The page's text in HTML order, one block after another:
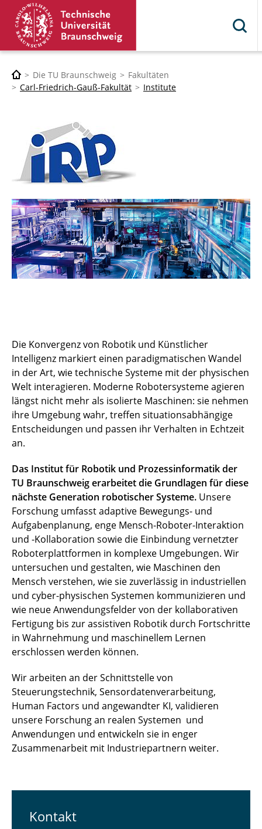
Die TU Braunschweig
Fakultäten
Carl-Friedrich-Gauß-Fakultät
Institute
Die Konvergenz von Robotik und Künstlicher
Intelligenz markiert einen paradigmatischen Wandel
in der Art, wie technische Systeme mit der physischen
Welt interagieren. Moderne Robotersysteme agieren
längst nicht mehr als isolierte Maschinen: sie nehmen
ihre Umgebung wahr, treffen situationsabhängige
Entscheidungen und passen ihr Verhalten in Echtzeit
an.
Das Institut für Robotik und Prozessinformatik der
TU Braunschweig erarbeitet die Grundlagen für diese
nächste Generation robotischer Systeme. Unsere
Forschung umfasst adaptive Bewegungs- und
Aufgabenplanung, enge Mensch-Roboter-Interaktion
und -Kollaboration sowie die Einbindung vernetzter
Roboterplattformen in komplexe Umgebungen. Wir
untersuchen und gestalten, wie Maschinen den
Mensch verstehen, wie sie zuverlässig in industriellen
und cyber-physischen Systemen kommunizieren und
wie neue Anwendungsfelder von der kollaborativen
Fertigung bis zur assistiven Robotik durch Fortschritte
in Wahrnehmung und maschinellem Lernen
erschlossen werden können.
Wir arbeiten an der Schnittstelle von
Steuerungstechnik, Sensordatenverarbeitung,
Human Factors und angewandter KI, validieren
unsere Forschung an realen Systemen und
Anwendungen und entwickeln sie in enger
Zusammenarbeit mit Industriepartnern weiter.
Kontakt